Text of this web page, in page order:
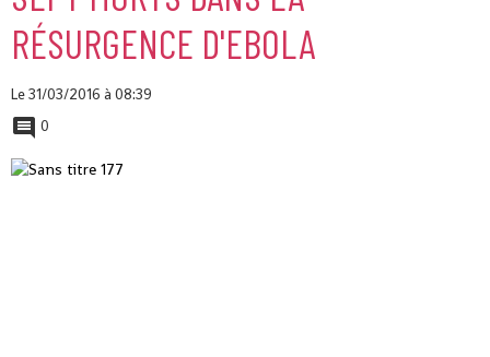
RÉSURGENCE D'EBOLA
Le 31/03/2016 à 08:39
0